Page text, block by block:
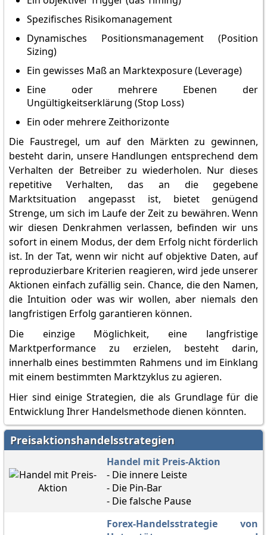
Spezifisches Risikomanagement
Dynamisches Positionsmanagement (Position
Sizing)
Ein gewisses Maß an Marktexposure (Leverage)
Eine oder mehrere Ebenen der
Ungültigkeitserklärung (Stop Loss)
Ein oder mehrere Zeithorizonte
Die Faustregel, um auf den Märkten zu gewinnen,
besteht darin, unsere Handlungen entsprechend dem
Verhalten der Betreiber zu wiederholen. Nur dieses
repetitive Verhalten, das an die gegebene
Marktsituation angepasst ist, bietet genügend
Strenge, um sich im Laufe der Zeit zu bewähren. Wenn
wir diesen Denkrahmen verlassen, befinden wir uns
sofort in einem Modus, der dem Erfolg nicht förderlich
ist. In der Tat, wenn wir nicht auf objektive Daten, auf
reproduzierbare Kriterien reagieren, wird jede unserer
Aktionen einfach zufällig sein. Chance, die den Namen,
die Intuition oder was wir wollen, aber niemals den
langfristigen Erfolg garantieren können.
Die einzige Möglichkeit, eine langfristige
Marktperformance zu erzielen, besteht darin,
innerhalb eines bestimmten Rahmens und im Einklang
mit einem bestimmten Marktzyklus zu agieren.
Hier sind einige Strategien, die als Grundlage für die
Entwicklung Ihrer Handelsmethode dienen könnten.
Preisaktionshandelsstrategien
Handel mit Preis-Aktion
- Die innere Leiste
- Die Pin-Bar
- Die falsche Pause
Forex-Handelsstrategie von